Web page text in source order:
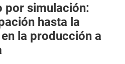
por simulación:
hasta la
la producción a